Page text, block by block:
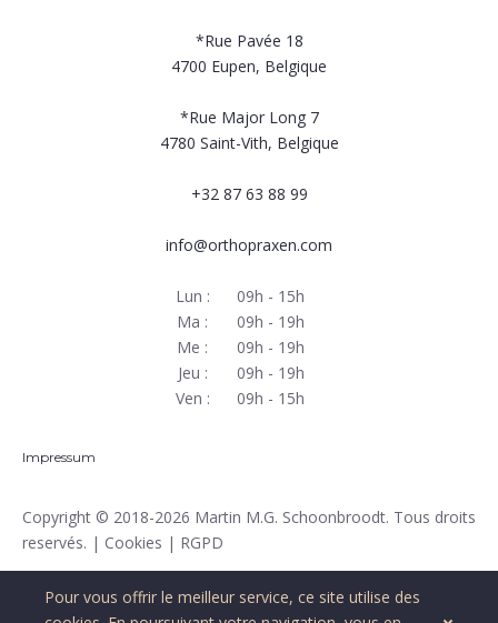
*Rue Pavée 18
4700 Eupen, Belgique
*Rue Major Long 7
4780 Saint-Vith, Belgique
+32 87 63 88 99
info@orthopraxen.com
Lun :
09h - 15h
Ma :
09h - 19h
Me :
09h - 19h
Jeu :
09h - 19h
Ven :
09h - 15h
Impressum
Copyright © 2018-2026 Martin M.G. Schoonbroodt. Tous droits
reservés. | Cookies | RGPD
Pour vous offrir le meilleur service, ce site utilise des